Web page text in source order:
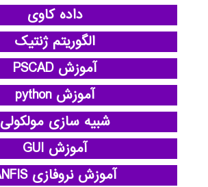
داده کاوی
الگوریتم ژنتیک
آموزش PSCAD
آموزش python
شبیه سازی مولکولی
آموزش GUI
آموزش نروفازی ANFIS